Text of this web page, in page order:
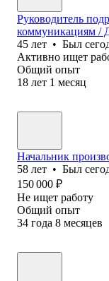
Руководитель
коммуникациям /
45 лет • Был
Активно ищет
Общий опыт
18 лет 1 месяц
Начальник
58 лет • Был
150 000 ₽
Не ищет работу
Общий опыт
34 года 8 месяцев